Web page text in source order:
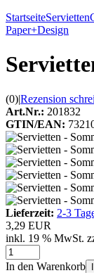
StartseiteServietten
Paper+Design
(0)|Rezension
Art.Nr.: 201832
GTIN/EAN:
Lieferzeit: 2-3
3,29 EUR
inkl. 19 % MwSt.
In den Warenkorb